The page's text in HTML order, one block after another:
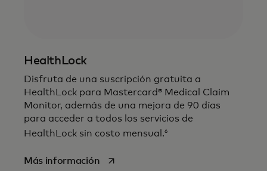
HealthLock
Disfruta de una suscripción gratuita a
HealthLock para Mastercard® Medical Claim
Monitor, además de una mejora de 90 días
para acceder a todos los servicios de
HealthLock sin costo mensual.6
Más informaciónse abre en una pestaña nueva